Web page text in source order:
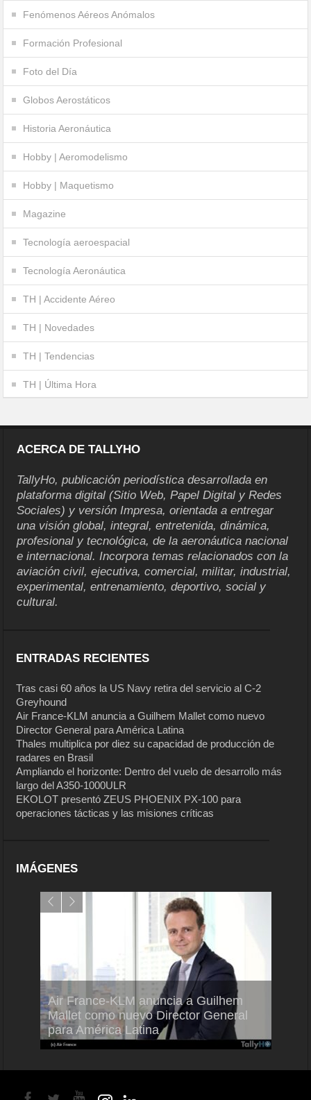
Fenómenos Aéreos Anómalos
Formación Profesional
Foto del Día
Globos Aerostáticos
Historia Aeronáutica
Hobby | Aeromodelismo
Hobby | Maquetismo
Magazine
Tecnología aeroespacial
Tecnología Aeronáutica
TH | Accidente Aéreo
TH | Novedades
TH | Tendencias
TH | Última Hora
ACERCA DE TALLYHO
TallyHo, publicación periodística desarrollada en
plataforma digital (Sitio Web, Papel Digital y Redes
Sociales) y versión Impresa, orientada a entregar
una visión global, integral, entretenida, dinámica,
profesional y tecnológica, de la aeronáutica nacional
e internacional. Incorpora temas relacionados con la
aviación civil, ejecutiva, comercial, militar, industrial,
experimental, entrenamiento, deportivo, social y
cultural.
ENTRADAS RECIENTES
Tras casi 60 años la US Navy retira del servicio al C-2
Greyhound
Air France-KLM anuncia a Guilhem Mallet como nuevo
Director General para América Latina
Thales multiplica por diez su capacidad de producción de
radares en Brasil
Ampliando el horizonte: Dentro del vuelo de desarrollo más
largo del A350-1000ULR
EKOLOT presentó ZEUS PHOENIX PX-100 para
operaciones tácticas y las misiones críticas
IMÁGENES
Air France-KLM anuncia a Guilhem
Mallet como nuevo Director General
para América Latina